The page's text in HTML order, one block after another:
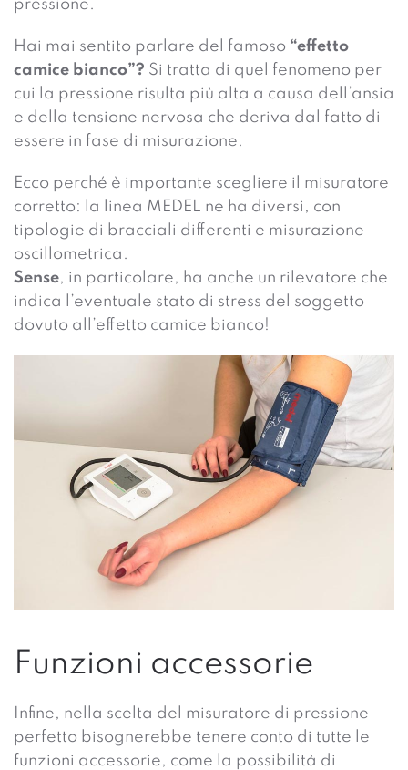
pressione.
Hai mai sentito parlare del famoso “effetto
camice bianco”? Si tratta di quel fenomeno per
cui la pressione risulta più alta a causa dell’ansia
e della tensione nervosa che deriva dal fatto di
essere in fase di misurazione.
Ecco perché è importante scegliere il misuratore
corretto: la linea MEDEL ne ha diversi, con
tipologie di bracciali differenti e misurazione
oscillometrica.
Sense, in particolare, ha anche un rilevatore che
indica l’eventuale stato di stress del soggetto
dovuto all’effetto camice bianco!
Funzioni accessorie
Infine, nella scelta del misuratore di pressione
perfetto bisognerebbe tenere conto di tutte le
funzioni accessorie, come la possibilità di